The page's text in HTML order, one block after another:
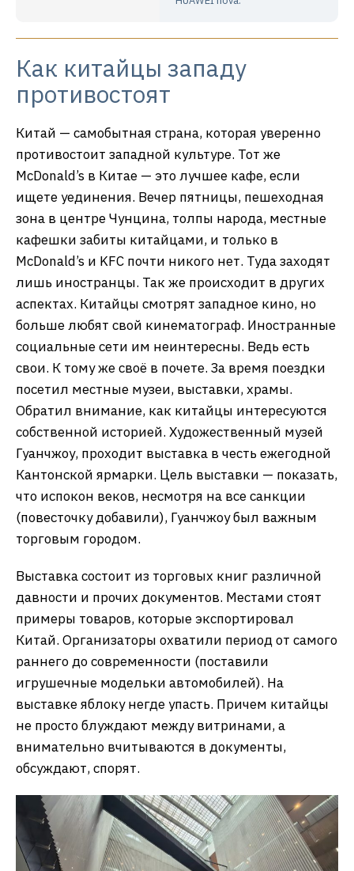
Как китайцы западу
противостоят
Китай — самобытная страна, которая уверенно
противостоит западной культуре. Тот же
McDonald’s в Китае — это лучшее кафе, если
ищете уединения. Вечер пятницы, пешеходная
зона в центре Чунцина, толпы народа, местные
кафешки забиты китайцами, и только в
McDonald’s и KFC почти никого нет. Туда заходят
лишь иностранцы. Так же происходит в других
аспектах. Китайцы смотрят западное кино, но
больше любят свой кинематограф. Иностранные
социальные сети им неинтересны. Ведь есть
свои. К тому же своё в почете. За время поездки
посетил местные музеи, выставки, храмы.
Обратил внимание, как китайцы интересуются
собственной историей. Художественный музей
Гуанчжоу, проходит выставка в честь ежегодной
Кантонской ярмарки. Цель выставки — показать,
что испокон веков, несмотря на все санкции
(повесточку добавили), Гуанчжоу был важным
торговым городом.
Выставка состоит из торговых книг различной
давности и прочих документов. Местами стоят
примеры товаров, которые экспортировал
Китай. Организаторы охватили период от самого
раннего до современности (поставили
игрушечные модельки автомобилей). На
выставке яблоку негде упасть. Причем китайцы
не просто блуждают между витринами, а
внимательно вчитываются в документы,
обсуждают, спорят.